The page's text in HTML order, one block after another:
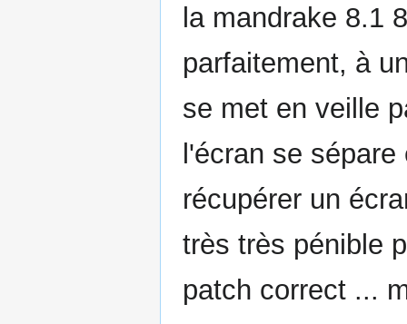
la mandrake 8.1
parfaitement, à
se met en veille
l'écran se
récupérer un
très très pénible
patch correct ...